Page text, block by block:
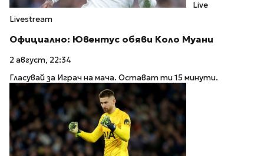
Live
Livestream
Официално: Ювентус обяви Коло Муани
2 август, 22:34
Гласувай за Играч на мача. Остават ти 15 минути.